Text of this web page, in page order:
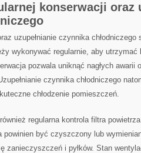
konserwacji oraz
uzupełnianie czynnika
wykonywać regularnie,⁢ aby utrzymać
pozwala uniknąć nagłych⁣ awarii
czynnika chłodniczego
chłodzenie pomieszczeń.
⁢regularna⁣ kontrola filtra
powinien być czyszczony lub
zanieczyszczeń i pyłków. Stan